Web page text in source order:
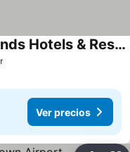
Ver precios
The Royal Hotel by Coastlands Hotels & Resorts
Ver precios